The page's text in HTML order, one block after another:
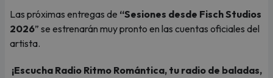
Las próximas entregas de “Sesiones desde Fisch Studios
2026” se estrenarán muy pronto en las cuentas oficiales del
artista.
¡Escucha Radio Ritmo Romántica, tu radio de baladas,